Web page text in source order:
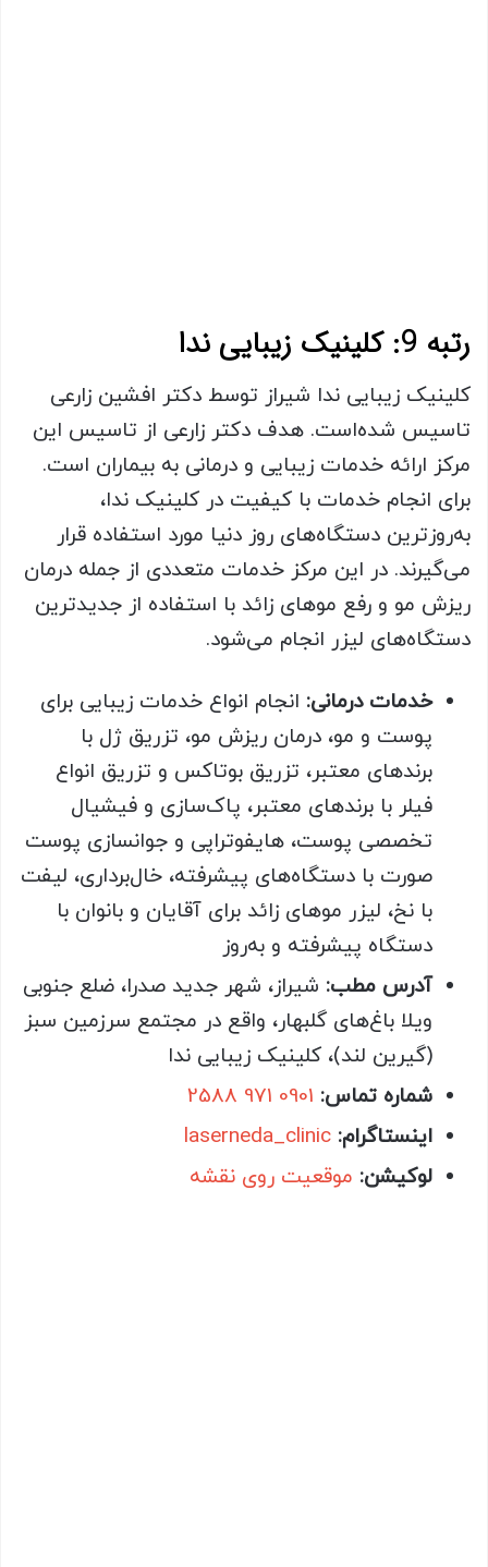
رتبه 9: کلینیک زیبایی ندا
کلینیک زیبایی ندا شیراز توسط دکتر افشین زارعی
تاسیس شده‌است. هدف دکتر زارعی از تاسیس این
مرکز ارائه خدمات زیبایی و درمانی به بیماران است.
برای انجام خدمات با کیفیت در کلینیک ندا،
به‌روزترین دستگاه‌های روز دنیا مورد استفاده قرار
می‌گیرند. در این مرکز خدمات متعددی از جمله درمان
ریزش مو و رفع موهای زائد با استفاده از جدید‌ترین
دستگاه‌های لیزر انجام می‌شود.
خدمات درمانی: انجام انواع خدمات زیبایی برای
پوست و مو، درمان ریزش مو، تزریق ژل با
برندهای معتبر، تزریق بوتاکس و تزریق انواع
فیلر با برندهای معتبر، پاک‌سازی و فیشیال
تخصصی پوست، هایفوتراپی و جوانسازی پوست
صورت با دستگاه‌های پیشرفته، خال‌برداری، لیفت
با نخ، لیزر موهای زائد برای آقایان و بانوان با
دستگاه پیشرفته و به‌روز
آدرس مطب: شیراز، شهر جدید صدرا، ضلع جنوبی
ویلا باغ‌های گلبهار، واقع در مجتمع سرزمین سبز
(گیرین لند)، کلینیک زیبایی ندا
شماره تماس:
اینستاگرام: laserneda_clinic
لوکیشن: موقعیت روی نقشه